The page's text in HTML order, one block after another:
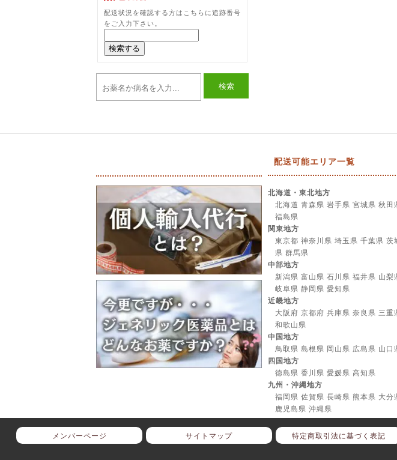
配送状況を確認する方はこちらに追跡番号
をご入力下さい。
検索
配送可能エリア一覧
北海道・東北地方
北海道 青森県 岩手県 宮城県 秋田
福島県
関東地方
東京都 神奈川県 埼玉県 千葉県 茨
県 群馬県
中部地方
新潟県 富山県 石川県 福井県 山梨
岐阜県 静岡県 愛知県
近畿地方
大阪府 京都府 兵庫県 奈良県 三重
和歌山県
中国地方
鳥取県 島根県 岡山県 広島県 山口
四国地方
徳島県 香川県 愛媛県 高知県
九州・沖縄地方
福岡県 佐賀県 長崎県 熊本県 大分
鹿児島県 沖縄県
メンバーページ サイトマップ 特定商取引法に基づく表記